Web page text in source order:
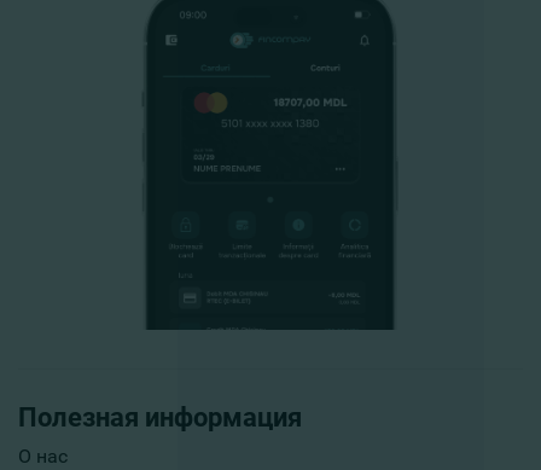
Полезная информация
О нас